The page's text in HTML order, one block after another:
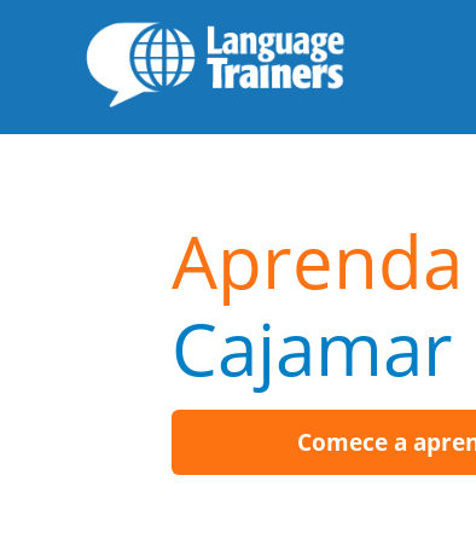
Cajamar
Comece a